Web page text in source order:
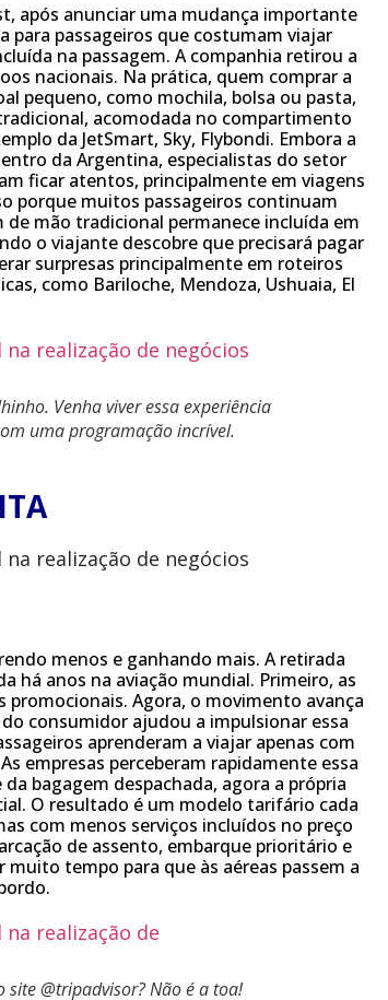
após anunciar uma mudança importante
para passageiros que costumam viajar
na passagem. A companhia retirou a
nacionais. Na prática, quem comprar a
pequeno, como mochila, bolsa ou pasta,
acomodada no compartimento
da JetSmart, Sky, Flybondi. Embora a
da Argentina, especialistas do setor
ficar atentos, principalmente em viagens
porque muitos passageiros continuam
mão tradicional permanece incluída em
o viajante descobre que precisará pagar
surpresas principalmente em roteiros
como Bariloche, Mendoza, Ushuaia, El
Venha viver essa experiência
uma programação incrível.
menos e ganhando mais. A retirada
há anos na aviação mundial. Primeiro, as
promocionais. Agora, o movimento avança
consumidor ajudou a impulsionar essa
aprenderam a viajar apenas com
empresas perceberam rapidamente essa
bagagem despachada, agora a própria
O resultado é um modelo tarifário cada
com menos serviços incluídos no preço
de assento, embarque prioritário e
tempo para que às aéreas passem a
site @tripadvisor? Não é a toa!